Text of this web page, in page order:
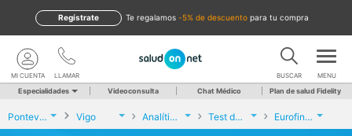
te regalamos -5% de descuento para tu compra
Regístrate
LLAMAR
MI CUENTA BUSCAR MENU
Especialidades Videoconsulta Chat Médico Plan de salud Fidelity
Pontevedra Vigo Analíticas y Genética Test de drogas en orina. Multidrogas Eurofins Análisis Clínicos Valenzuela Vigo